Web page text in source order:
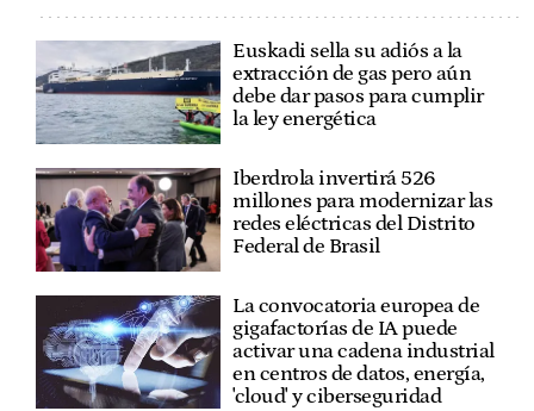
Euskadi sella su adiós a la
extracción de gas pero aún
debe dar pasos para cumplir
la ley energética
Iberdrola invertirá 526
millones para modernizar las
redes eléctricas del Distrito
Federal de Brasil
La convocatoria europea de
gigafactorías de IA puede
activar una cadena industrial
en centros de datos, energía,
'cloud' y ciberseguridad